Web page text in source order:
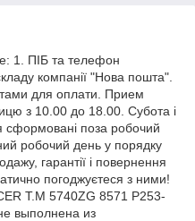
1. ПІБ та телефон
компанії "Нова пошта".
для оплати. Прием
з 10.00 до 18.00. Субота і
сформовані поза робочий
робочий день у порядку
гарантії і повернення
погоджуєтеся з ними!
T.M 5740ZG 8571 P253-
выполнена из